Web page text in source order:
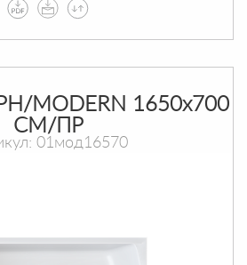
MODERN 1650х700
СМ/ПР
01мод16570